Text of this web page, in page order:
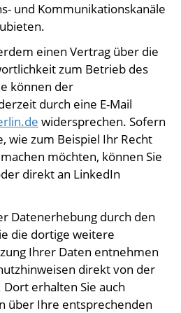
und Kommunikationskanäle
einen Vertrag über die
zum Betrieb des
können der
durch eine E-Mail
widersprechen. Sofern
wie zum Beispiel Ihr Recht
möchten, können Sie
direkt an LinkedIn
Datenerhebung durch den
die dortige weitere
Ihrer Daten entnehmen
direkt von der
erhalten Sie auch
über Ihre entsprechenden